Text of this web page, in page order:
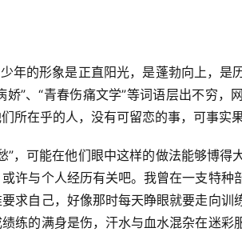
年的形象是正直阳光，是蓬勃向上，
娇”、“青春伤痛文学”等词语层出不穷
所在乎的人，没有可留恋的事，可事实
”，可能在他们眼中这样的做法能够博
许与个人经历有关吧。我曾在一支特种
求自己，好像那时每天睁眼就要走向训
练的满身是伤，汗水与血水混杂在迷彩